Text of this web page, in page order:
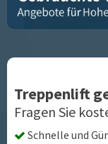
Treppenlift
Fragen Sie
Schnelle und